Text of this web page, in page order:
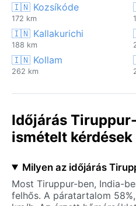
🇮🇳 Kozsíkóde
172 km
🇮🇳 Kallakurichi
188 km
🇮🇳 Kollam
262 km
Időjárás
ismételt kérdések
Milyen az időjárás
Most Tiruppur-ben, India-
felhős. A páratartalom